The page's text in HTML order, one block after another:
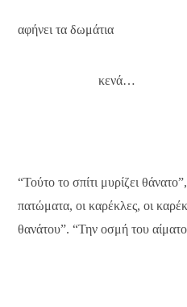
αφήνει τα δωμάτια
κενά…
“Τούτο το σπίτι μυρίζει
πατώματα, οι καρέκλες, οι
θανάτου”. “Την οσμή του